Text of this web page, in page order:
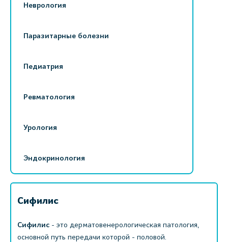
Неврология
Паразитарные болезни
Педиатрия
Ревматология
Урология
Эндокринология
Сифилис
Сифилис - это дерматовенерологическая патология,
основной путь передачи которой - половой.